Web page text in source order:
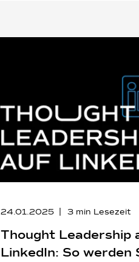
24.01.2025 3 min Lesezeit
Thought Leadership
LinkedIn: So werden